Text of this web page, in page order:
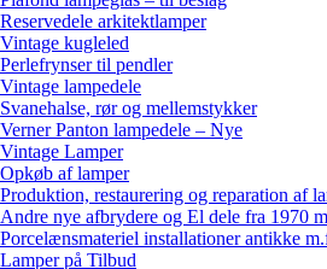
Reservedele arkitektlamper
Vintage kugleled
Perlefrynser til pendler
Vintage lampedele
Svanehalse, rør og mellemstykker
Verner Panton lampedele – Nye
Vintage Lamper
Opkøb af lamper
Produktion, restaurering og reparation af
Andre nye afbrydere og El dele fra 1970
Porcelænsmateriel installationer antikke
Lamper på Tilbud